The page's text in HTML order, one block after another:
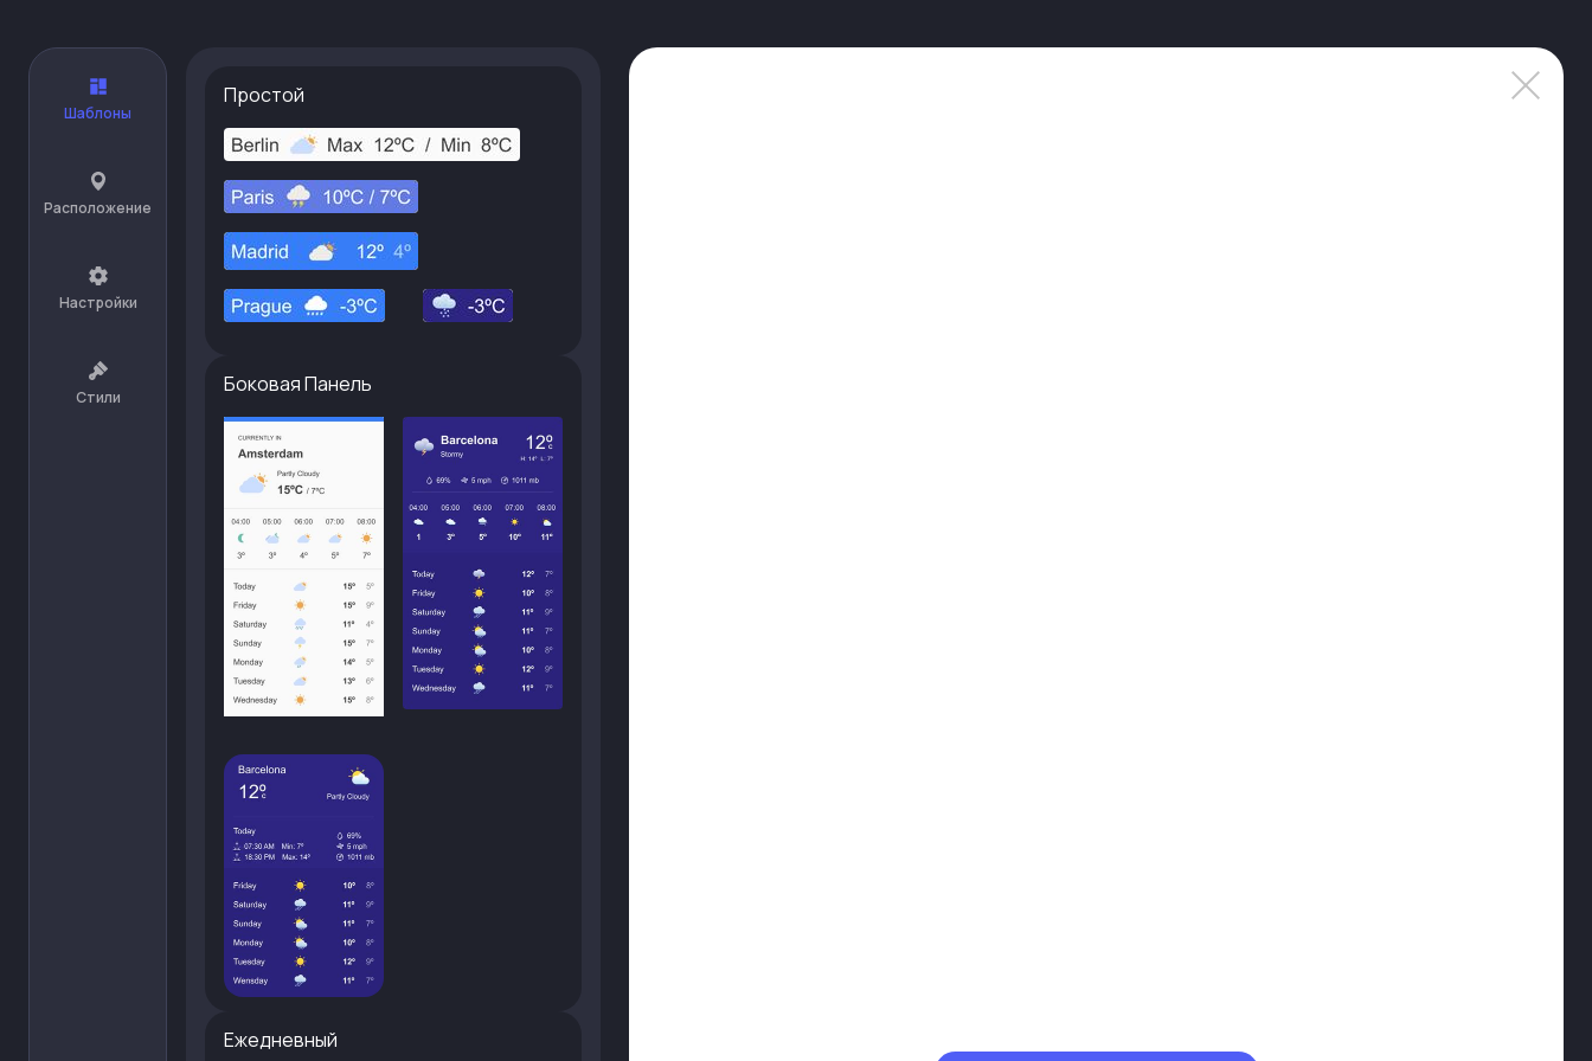
Шаблоны
Расположение
Настройки
Стили
Простой
Боковая Панель
Ежедневный